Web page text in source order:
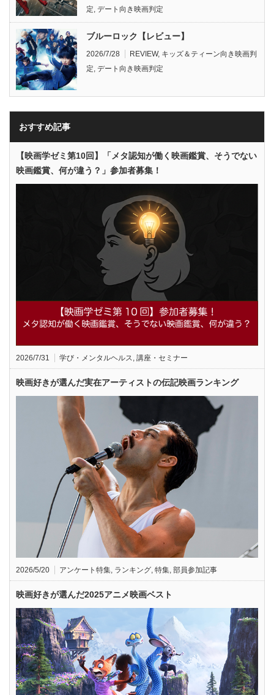
定, デート向き映画判定
ブルーロック【レビュー】
2026/7/28 REVIEW, キッズ＆ティーン向き映画判
定, デート向き映画判定
おすすめ記事
【映画学ゼミ第10回】「メタ認知が働く映画鑑賞、そうでない
映画鑑賞、何が違う？」参加者募集！
2026/7/31 学び・メンタルヘルス, 講座・セミナー
映画好きが選んだ実在アーティストの伝記映画ランキング
2026/5/20 アンケート特集, ランキング, 特集, 部員参加記事
映画好きが選んだ2025アニメ映画ベスト